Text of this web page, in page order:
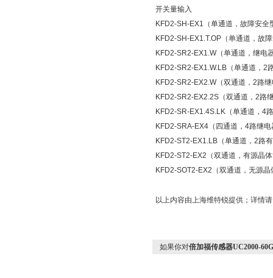
开关量输入
KFD2-SH-EX1（单通道，故障安全
KFD2-SH-EX1.T.OP（单通道，故
KFD2-SR2-EX1.W（单通道，继电
KFD2-SR2-EX1.W.LB（单通道，2
KFD2-SR2-EX2.W（双通道，2路
KFD2-SR2-EX2.2S（双通道，2路
KFD2-SR-EX1.4S.LK（单通道，4
KFD2-SRA-EX4（四通道，4路继
KFD2-ST2-EX1.LB（单通道，2路
KFD2-ST2-EX2（双通道，有
KFD2-SOT2-EX2（双通道，无源晶
以上内容由上海维特锐提供；详情
如果你对倍加福传感器UC2000-